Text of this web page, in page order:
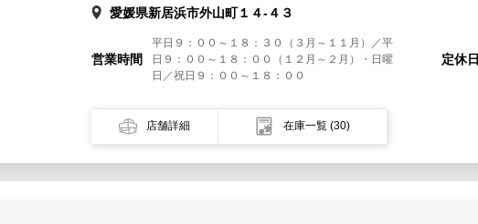
愛媛県新居浜市外山町１４-４３
営業時間
平日９：００～１８：３０（３月～１１月）／平
日９：００～１８：００（１２月～２月）・日曜
日／祝日９：００～１８：００
定休日
店舗詳細 在庫一覧 (30)